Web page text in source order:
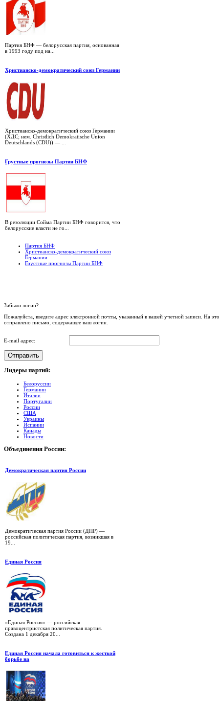
Партия БНФ — белорусская партия, основанная
в 1993 году под на...
Христианско-демократический союз Германии
Христианско-демократический союз Германии
(ХДС; нем. Christlich Demokratische Union
Deutschlands (CDU)) — ...
Грустные прогнозы Партии БНФ
В резолюции Сойма Партии БНФ говорится, что
белорусские власти не го...
Партия БНФ
Христианско-демократический союз
Германии
Грустные прогнозы Партии БНФ
Забыли логин?
Пожалуйста, введите адрес электронной почты, указанный в вашей учетной записи. На
отправлено письмо, содержащее ваш логин.
E-mail адрес:
Отправить
Лидеры партий:
Белоруссии
Германии
Италии
Португалии
России
США
Украины
Испании
Канады
Новости
Объединения России:
Демократическая партия России
Демократическая партия России (ДПР) —
российская политическая партия, возникшая в
19...
Единая Россия
«Единая Россия» — российская
правоцентристская политическая партия.
Создана 1 декабря 20...
Единая Россия начала готовиться к жесткой
борьбе на